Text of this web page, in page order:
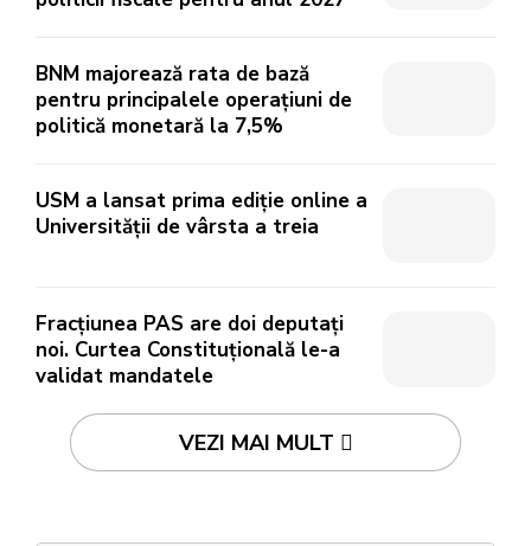
BNM majorează rata de bază
pentru principalele operațiuni de
politică monetară la 7,5%
USM a lansat prima ediție online a
Universității de vârsta a treia
Fracțiunea PAS are doi deputați
noi. Curtea Constituțională le-a
validat mandatele
VEZI MAI MULT